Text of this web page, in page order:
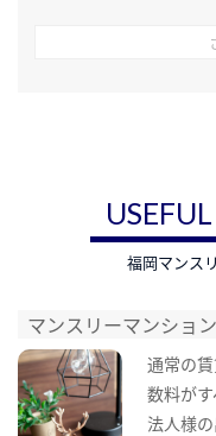
福岡マンス
マンスリーマンショ
通常の
数料がす
法人様